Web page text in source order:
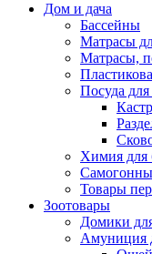
Дом и дача
Бассейны
Матрасы
Матрасы,
Посуда
Химия для
Товары
Зоотовары
Домики
Амуниция